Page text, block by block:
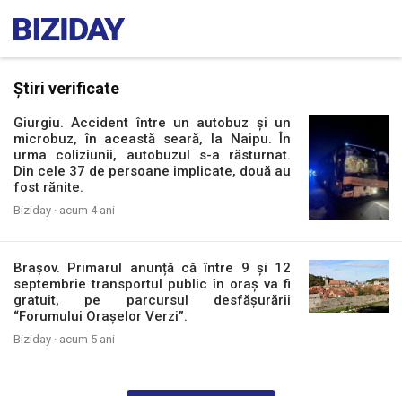
Știri verificate
Giurgiu. Accident între un autobuz şi un
microbuz, în această seară, la Naipu. În
urma coliziunii, autobuzul s-a răsturnat.
Din cele 37 de persoane implicate, două au
fost rănite.
Biziday · acum 4 ani
Brașov. Primarul anunță că între 9 și 12
septembrie transportul public în oraș va fi
gratuit, pe parcursul desfășurării
“Forumului Orașelor Verzi”.
Biziday · acum 5 ani